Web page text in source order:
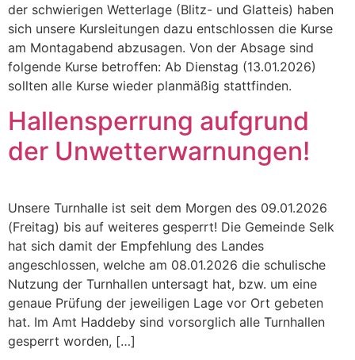
der schwierigen Wetterlage (Blitz- und Glatteis) haben
sich unsere Kursleitungen dazu entschlossen die Kurse
am Montagabend abzusagen. Von der Absage sind
folgende Kurse betroffen: Ab Dienstag (13.01.2026)
sollten alle Kurse wieder planmäßig stattfinden.
Hallensperrung aufgrund
der Unwetterwarnungen!
Unsere Turnhalle ist seit dem Morgen des 09.01.2026
(Freitag) bis auf weiteres gesperrt! Die Gemeinde Selk
hat sich damit der Empfehlung des Landes
angeschlossen, welche am 08.01.2026 die schulische
Nutzung der Turnhallen untersagt hat, bzw. um eine
genaue Prüfung der jeweiligen Lage vor Ort gebeten
hat. Im Amt Haddeby sind vorsorglich alle Turnhallen
gesperrt worden, […]